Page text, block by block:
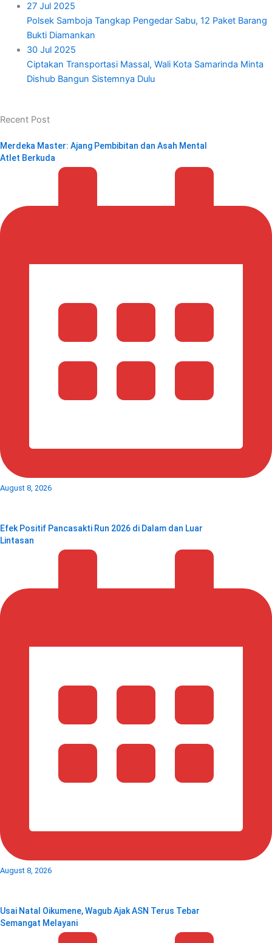
27 Jul 2025
Polsek Samboja Tangkap Pengedar Sabu, 12 Paket Barang
Bukti Diamankan
30 Jul 2025
Ciptakan Transportasi Massal, Wali Kota Samarinda Minta
Dishub Bangun Sistemnya Dulu
Recent Post
Merdeka Master: Ajang Pembibitan dan Asah Mental
Atlet Berkuda
August 8, 2026
Efek Positif Pancasakti Run 2026 di Dalam dan Luar
Lintasan
August 8, 2026
Usai Natal Oikumene, Wagub Ajak ASN Terus Tebar
Semangat Melayani